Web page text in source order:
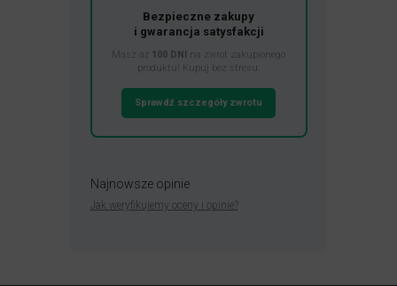
Bezpieczne zakupy
i gwarancja satysfakcji
Masz aż 100 DNI na zwrot zakupionego
produktu! Kupuj bez stresu.
Sprawdź szczegóły zwrotu
Najnowsze opinie
Jak weryfikujemy oceny i opinie?